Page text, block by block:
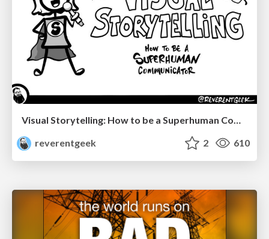
reverentgeek
2 610